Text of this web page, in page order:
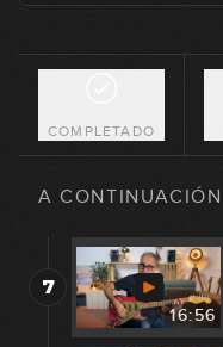
COMPLETADO
A CONTINUACIÓN
6
7
16:56